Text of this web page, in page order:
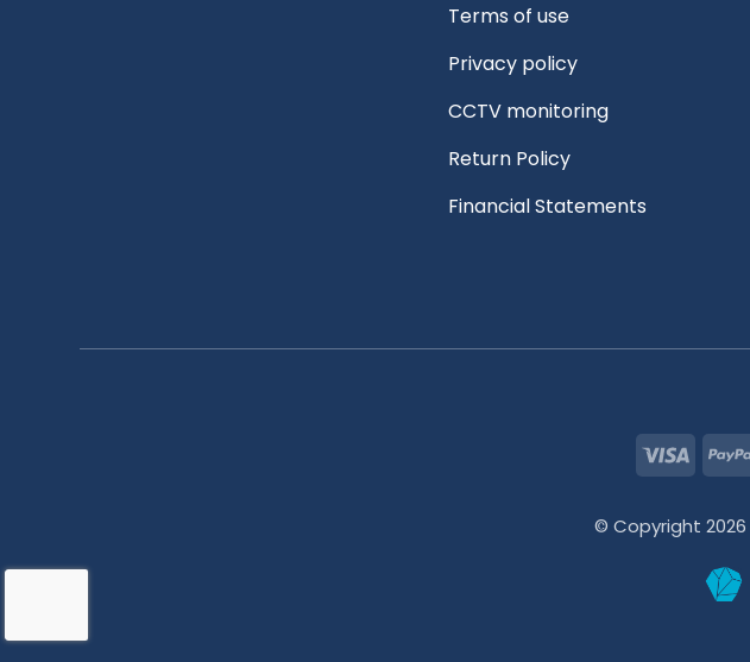
Terms of use
Privacy policy
CCTV monitoring
Return Policy
Financial Statements
© Copyright 2026